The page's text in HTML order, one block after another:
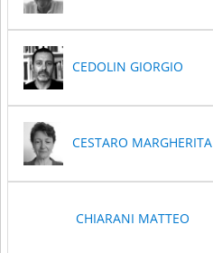
CEDOLIN GIORGIO
CESTARO MARGHERITA
CHIARANI MATTEO